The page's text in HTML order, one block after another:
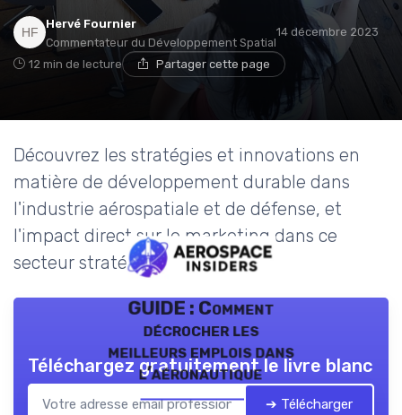
Hervé Fournier
Commentateur du Développement Spatial
14 décembre 2023
12 min de lecture Partager cette page
Découvrez les stratégies et innovations en
matière de développement durable dans
l'industrie aérospatiale et de défense, et
l'impact direct sur le marketing dans ce
secteur stratégique.
GUIDE : Comment
décrocher les
meilleurs emplois dans
l’aéronautique
Téléchargez gratuitement le livre blanc
➔ Télécharger